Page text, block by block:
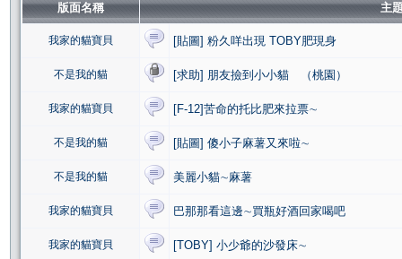
版面名稱
主
我家的貓寶貝 [貼圖] 粉久咩出現 TOBY肥現身
不是我的貓 [求助] 朋友撿到小小貓 （桃園）
我家的貓寶貝 [F-12]苦命的托比肥來拉票∼
不是我的貓 [貼圖] 傻小子麻薯又來啦∼
不是我的貓 美麗小貓∼麻薯
我家的貓寶貝 巴那那看這邊∼買瓶好酒回家喝吧
我家的貓寶貝 [TOBY] 小少爺的沙發床∼